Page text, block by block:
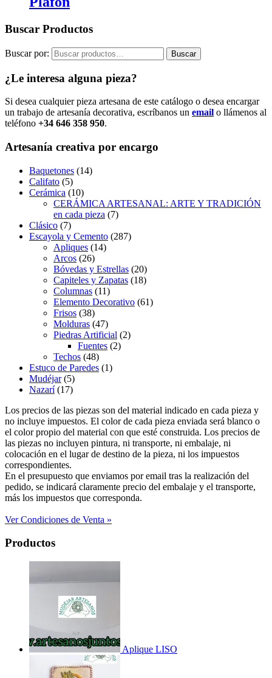
Buscar Productos
Buscar por: Buscar
¿Le interesa alguna pieza?
Si desea cualquier pieza artesana de este catálogo o desea encargar
un trabajo de artesanía decorativa, escríbanos un email o llámenos al
teléfono +34 646 358 950.
Artesanía creativa por encargo
Baquetones (14)
Califato (5)
Cerámica (10)
CERÁMICA ARTESANAL: ARTE Y TRADICIÓN
en cada pieza (7)
Clásico (7)
Escayola y Cemento (287)
Apliques (14)
Arcos (26)
Bóvedas y Estrellas (20)
Capiteles y Zapatas (18)
Columnas (11)
Elemento Decorativo (61)
Frisos (38)
Molduras (47)
Piedras Artificial (2)
Fuentes (2)
Techos (48)
Estuco de Paredes (1)
Mudéjar (5)
Nazarí (17)
Los precios de las piezas son del material indicado en cada pieza y
no incluye impuestos. El color de cada pieza enviada será blanco o
el color propio del material con que esté construida. Los precios de
las piezas no incluyen pintura, ni transporte, ni embalaje, ni
colocación en el lugar de destino de la pieza, ni los impuestos
correspondientes.
En el presupuesto que enviamos por email tras la realización del
pedido, se indicará claramente precio del embalaje y el transporte,
más los impuestos que corresponda.
Ver Condiciones de Venta »
Productos
Aplique LISO